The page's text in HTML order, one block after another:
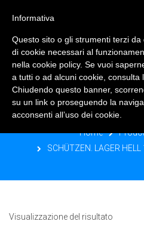
SCHÜTZEN. LAGER
CL VP -
Home
SCHÜTZEN. LAGER
Visualizzazione del risultato
Informativa
Questo sito o gli strumenti terzi
di cookie necessari al
nella cookie policy. Se vuoi
a tutti o ad alcuni cookie, consulta
Chiudendo questo banner,
su un link o proseguendo la
acconsenti all’uso dei cookie.